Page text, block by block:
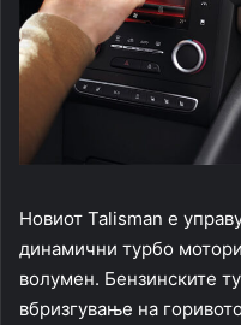
Новиот Talisman е
динамични турбо
волумен. Бензинските
вбризгување на